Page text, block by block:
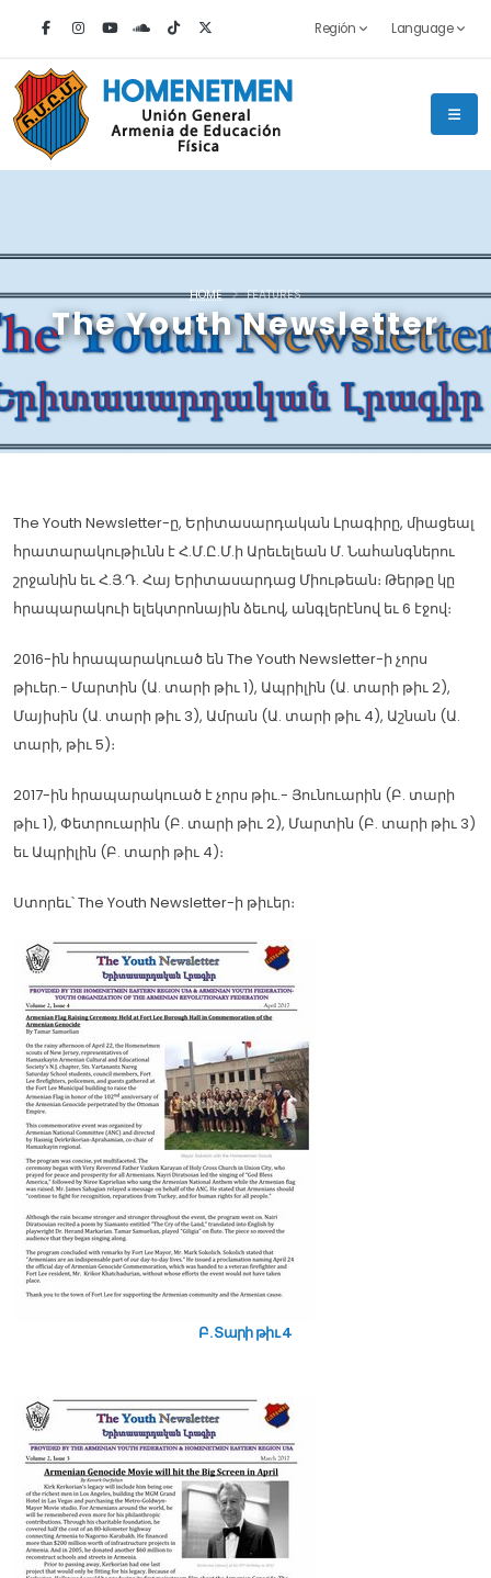
Región Language
The Youth Newsletter
HOME FEATURES
The Youth Newsletter-ը, Երիտասարդական Լրագիրը, միացեալ
հրատարակութիւնն է Հ.Մ.Ը.Մ.ի Արեւելեան Մ. Նահանգներու
շրջանին եւ Հ.Յ.Դ. Հայ Երիտասարդաց Միութեան։ Թերթը կը
հրապարակուի ելեկտրոնային ձեւով, անգլերէնով եւ 6 էջով։
2016-ին հրապարակուած են The Youth Newsletter-ի չորս
թիւեր.- Մարտին (Ա. տարի թիւ 1), Ապրիլին (Ա. տարի թիւ 2),
Մայիսին (Ա. տարի թիւ 3), Ամրան (Ա. տարի թիւ 4), Աշնան (Ա.
տարի, թիւ 5)։
2017-ին հրապարակուած է չորս թիւ.- Յունուարին (Բ. տարի
թիւ 1), Փետրուարին (Բ. տարի թիւ 2), Մարտին (Բ. տարի թիւ 3)
եւ Ապրիլին (Բ. տարի թիւ 4)։
Ստորեւ՝ The Youth Newsletter-ի թիւեր։
Բ. Տարի թիւ 4